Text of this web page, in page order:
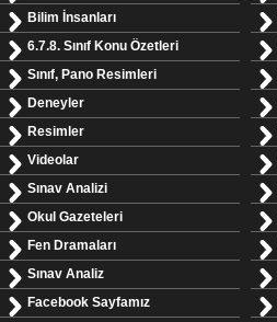
Bilim İnsanları
6.7.8. Sınıf Konu Özetleri
Sınıf, Pano Resimleri
Deneyler
Resimler
Videolar
Sınav Analizi
Okul Gazeteleri
Fen Dramaları
Sınav Analiz
Facebook Sayfamız